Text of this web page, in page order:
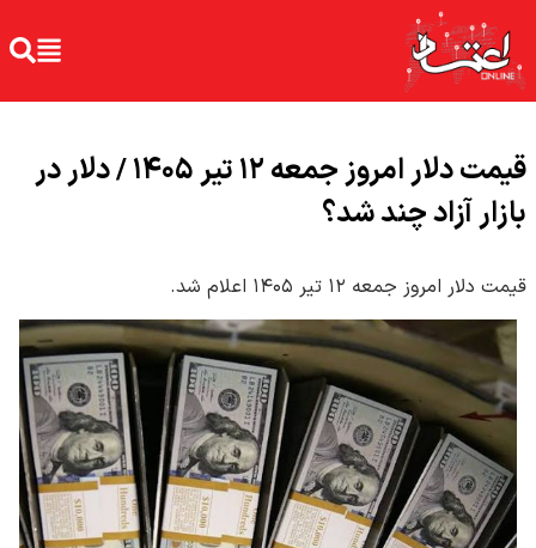
قیمت دلار امروز جمعه ۱۲ تیر ۱۴۰۵ / دلار در
بازار آزاد چند شد؟
قیمت دلار امروز جمعه ۱۲ تیر ۱۴۰۵ اعلام شد.